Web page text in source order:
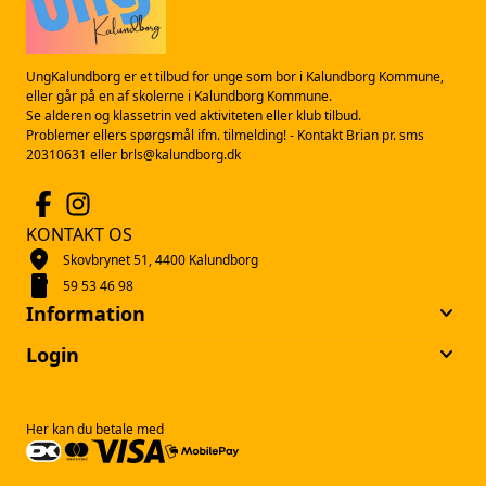
UngKalundborg er et tilbud for unge som bor i Kalundborg Kommune,
eller går på en af skolerne i Kalundborg Kommune.
Se alderen og klassetrin ved aktiviteten eller klub tilbud.
Problemer ellers spørgsmål ifm. tilmelding! - Kontakt Brian pr. sms
20310631 eller brls@kalundborg.dk
KONTAKT OS
location_on Skovbrynet 51, 4400 Kalundborg
smartphone 59 53 46 98
Information keyboard_arrow_down
Login keyboard_arrow_down
Her kan du betale med